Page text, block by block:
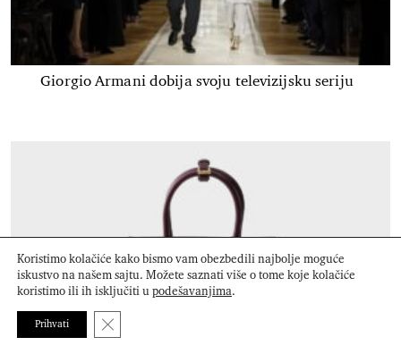
Giorgio Armani dobija svoju televizijsku seriju
Koristimo kolačiće kako bismo vam obezbedili najbolje moguće
iskustvo na našem sajtu. Možete saznati više o tome koje kolačiće
koristimo ili ih isključiti upodešavanjima.
Prihvati Close GDPR Cookie Banner